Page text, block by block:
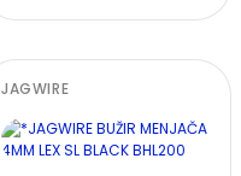
JAGWIRE